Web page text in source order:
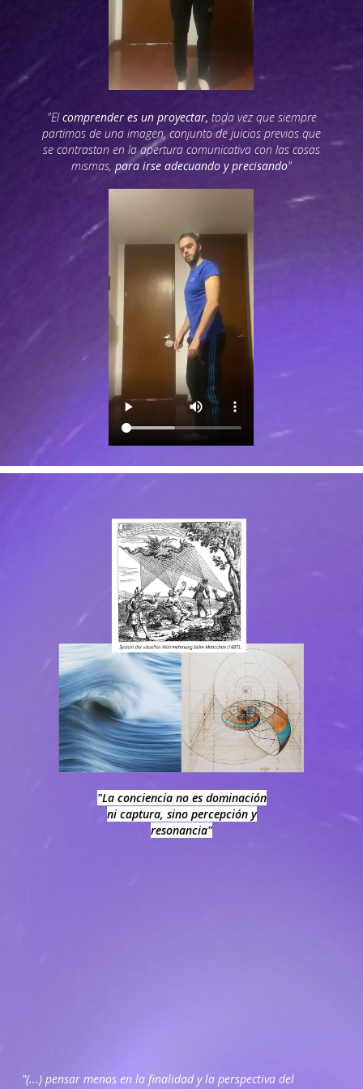
"Elcomprender es un proyectar, toda vez que siempre
partimos de una imagen, conjunto de juicios previos que
se contrastan en la apertura comunicativa con las cosas
mismas, para irse adecuando y precisando"
"La conciencia no es dominación
ni captura, sino percepción y
resonancia"
"(...) pensar menos en la finalidad y la perspectiva del